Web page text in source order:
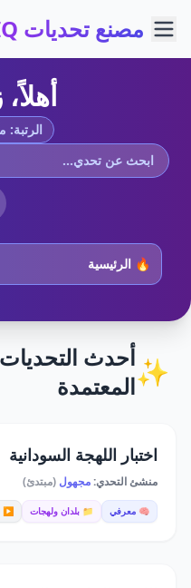
مصنع تحديات IQ
✨أحدث التحديات
المعتمدة
اختبار اللهجة السودانية
منشئ التحدي:مجهول (مبتدئ)
🧠 معرفي 📁 بلدان ولهجات ▶️